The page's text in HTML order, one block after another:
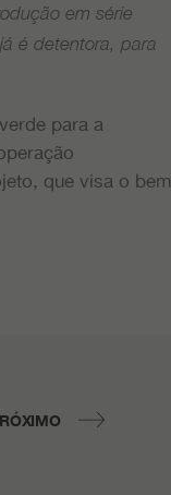
em série
é detentora, para
para a
que visa o bem